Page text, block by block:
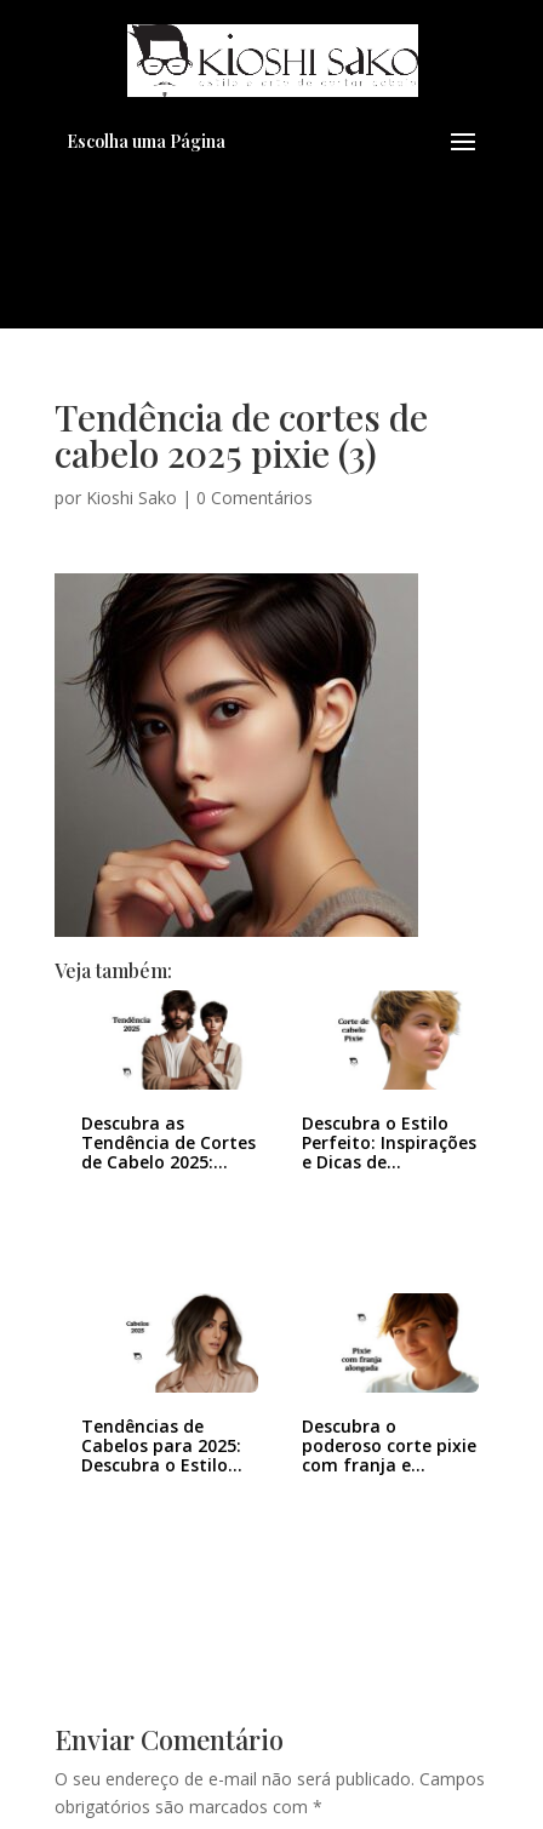
Escolha uma Página
Tendência de cortes de
cabelo 2025 pixie (3)
por Kioshi Sako | 0 Comentários
Veja também:
Descubra as
Tendência de Cortes
de Cabelo 2025:…
Descubra o Estilo
Perfeito: Inspirações
e Dicas de…
Tendências de
Cabelos para 2025:
Descubra o Estilo…
Descubra o
poderoso corte pixie
com franja e
Enviar Comentário
O seu endereço de e-mail não será publicado. Campos
obrigatórios são marcados com *
Pensando em transformar seu
Visual??